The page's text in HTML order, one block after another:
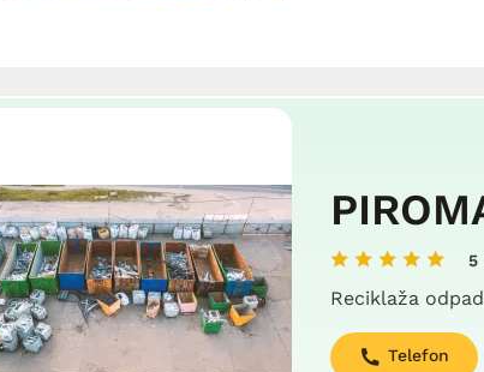
5
Reciklaža
Telefon